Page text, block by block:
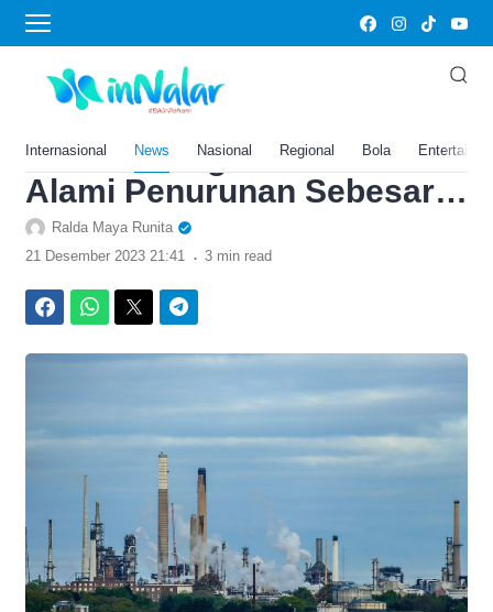
Internasional News Nasional Regional Bola
Home›Ekonomi
Pendapatannya Naik Rp8
Triliun, Laba Bersih
Raksasa Migas Ini Justru
Alami Penurunan Sebesar…
Ralda Maya Runita
21 Desember 2023 21:41 . 3 min read